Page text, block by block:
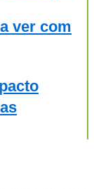
ver com